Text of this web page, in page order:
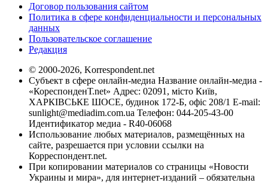
Договор пользования сайтом
Политика в сфере конфиденциальности и персональных
данных
Пользовательское соглашение
Редакция
© 2000-2026, Korrespondent.net
Субъект в сфере онлайн-медиа Название онлайн-медиа -
«КореспонденТ.net» Адрес: 02091, місто Київ,
ХАРКІВСЬКЕ ШОСЕ, будинок 172-Б, офіс 208/1 E-mail:
sunlight@mediadim.com.ua Телефон: 044-205-43-00
Идентификатор медиа - R40-06068
Использование любых материалов, размещённых на
сайте, разрешается при условии ссылки на
Корреспондент.net.
При копировании материалов со страницы «Новости
Украины и мира», для интернет-изданий – обязательна